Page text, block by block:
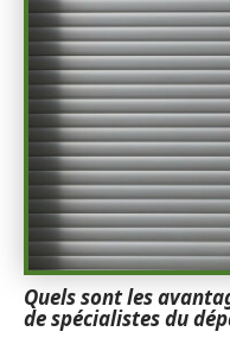
Quels sont les
de spécialistes du